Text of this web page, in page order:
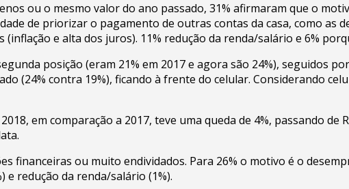
ou o mesmo valor do ano passado, 31% afirmaram que o
de priorizar o pagamento de outras contas da casa, como as
e alta dos juros). 11% redução da renda/salário e 6%
posição (eram 21% em 2017 e agora são 24%), seguidos
(24% contra 19%), ficando à frente do celular. Considerando
em comparação a 2017, teve uma queda de 4%, passando de
financeiras ou muito endividados. Para 26% o motivo é o
e redução da renda/salário (1%).